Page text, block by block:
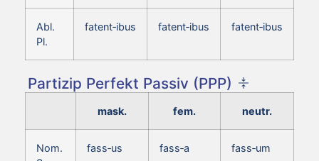
Abl.
Pl.
fatent‑ibus fatent‑ibus fatent‑ibus
Partizip Perfekt Passiv (PPP)
mask. fem. neutr.
Nom.
fass‑us fass‑a fass‑um